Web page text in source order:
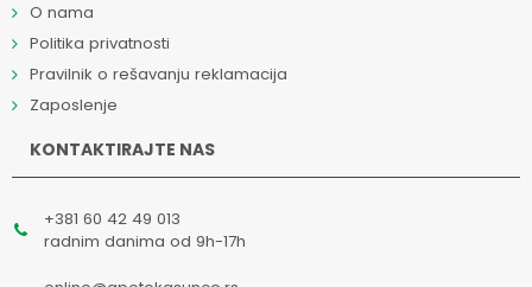
O nama
Politika privatnosti
Pravilnik o rešavanju reklamacija
Zaposlenje
KONTAKTIRAJTE NAS
+381 60 42 49 013
radnim danima od 9h-17h